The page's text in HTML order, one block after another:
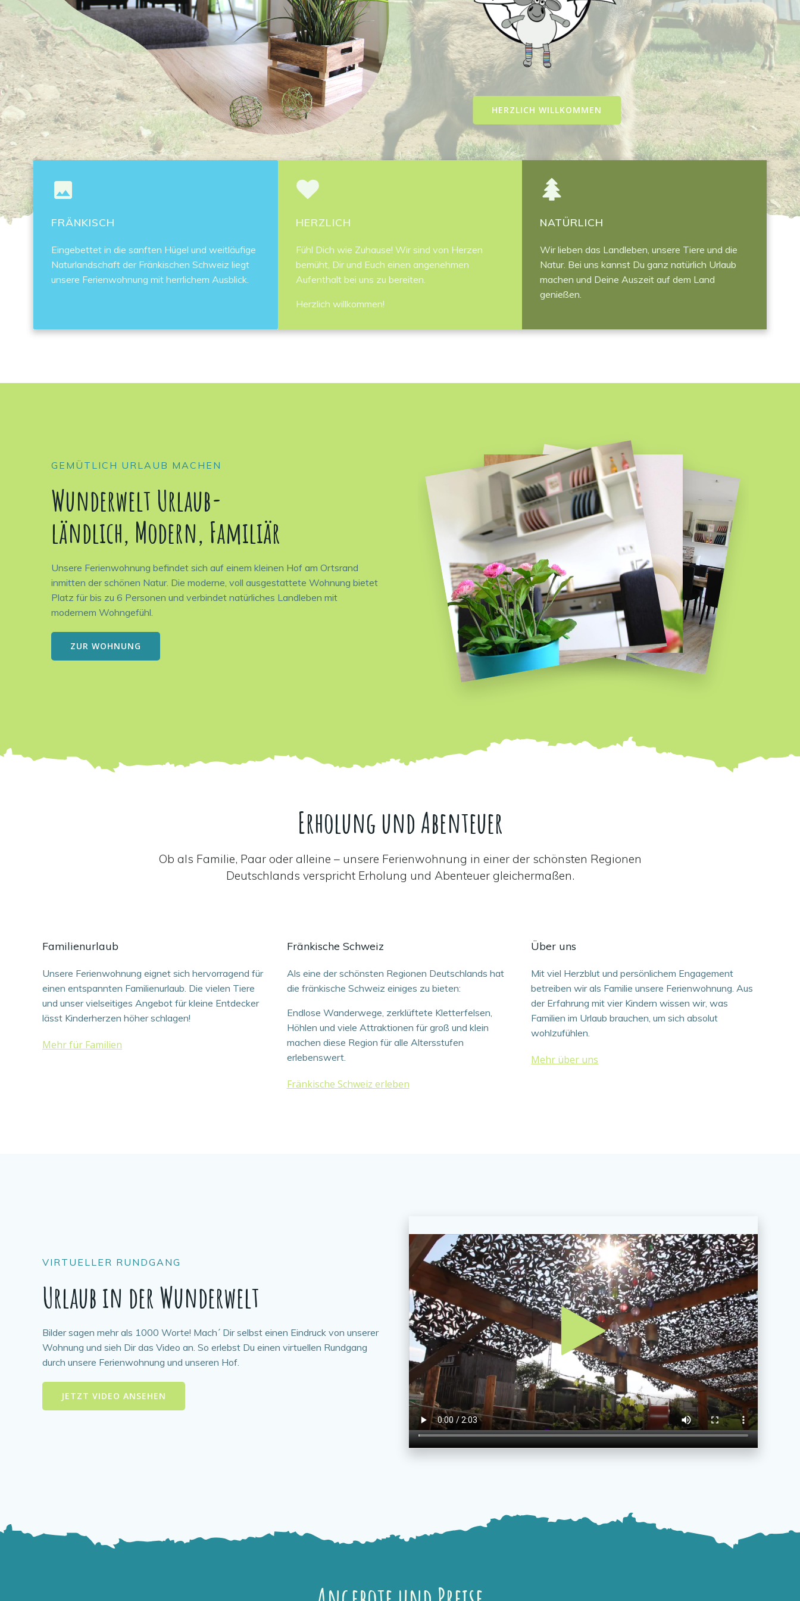
HERZLICH WILLKOMMEN
FRÄNKISCH
Eingebettet in die sanften Hügel und weitläufige
Naturlandschaft der Fränkischen Schweiz liegt
unsere Ferienwohnung mit herrlichem Ausblick.
HERZLICH
Fühl Dich wie Zuhause! Wir sind von Herzen
bemüht, Dir und Euch einen angenehmen
Aufenthalt bei uns zu bereiten.
Herzlich willkommen!
NATÜRLICH
Wir lieben das Landleben, unsere Tiere und die
Natur. Bei uns kannst Du ganz natürlich Urlaub
machen und Deine Auszeit auf dem Land
genießen.
GEMÜTLICH URLAUB MACHEN
Wunderwelt Urlaub-
ländlich, Modern, Familiär
Unsere Ferienwohnung befindet sich auf einem kleinen Hof am Ortsrand
inmitten der schönen Natur. Die moderne, voll ausgestattete Wohnung bietet
Platz für bis zu 6 Personen und verbindet natürliches Landleben mit
modernem Wohngefühl.
ZUR WOHNUNG
Erholung und Abenteuer
Ob als Familie, Paar oder alleine – unsere Ferienwohnung in einer der schönsten Regionen
Deutschlands verspricht Erholung und Abenteuer gleichermaßen.
Familienurlaub
Unsere Ferienwohnung eignet sich hervorragend für
einen entspannten Familienurlaub. Die vielen Tiere
und unser vielseitiges Angebot für kleine Entdecker
lässt Kinderherzen höher schlagen!
Mehr für Familien
Fränkische Schweiz
Als eine der schönsten Regionen Deutschlands hat
die fränkische Schweiz einiges zu bieten:
Endlose Wanderwege, zerklüftete Kletterfelsen,
Höhlen und viele Attraktionen für groß und klein
machen diese Region für alle Altersstufen
erlebenswert.
Fränkische Schweiz erleben
Über uns
Mit viel Herzblut und persönlichem Engagement
betreiben wir als Familie unsere Ferienwohnung. Aus
der Erfahrung mit vier Kindern wissen wir, was
Familien im Urlaub brauchen, um sich absolut
wohlzufühlen.
Mehr über uns
VIRTUELLER RUNDGANG
Urlaub in der Wunderwelt
Bilder sagen mehr als 1000 Worte! Mach´ Dir selbst einen Eindruck von unserer
Wohnung und sieh Dir das Video an. So erlebst Du einen virtuellen Rundgang
durch unsere Ferienwohnung und unseren Hof.
JETZT VIDEO ANSEHEN